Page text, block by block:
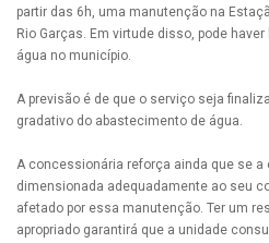
partir das 6h, uma manutenção na
Rio Garças. Em virtude disso, pode
água no município.
A previsão é de que o serviço seja
gradativo do abastecimento de água.
A concessionária reforça ainda que se a
dimensionada adequadamente ao seu
afetado por essa manutenção. Ter um
apropriado garantirá que a unidade